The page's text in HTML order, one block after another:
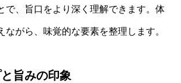
で、旨口をより深く理解できます。体
ながら、味覚的な要素を整理します。
旨みの印象